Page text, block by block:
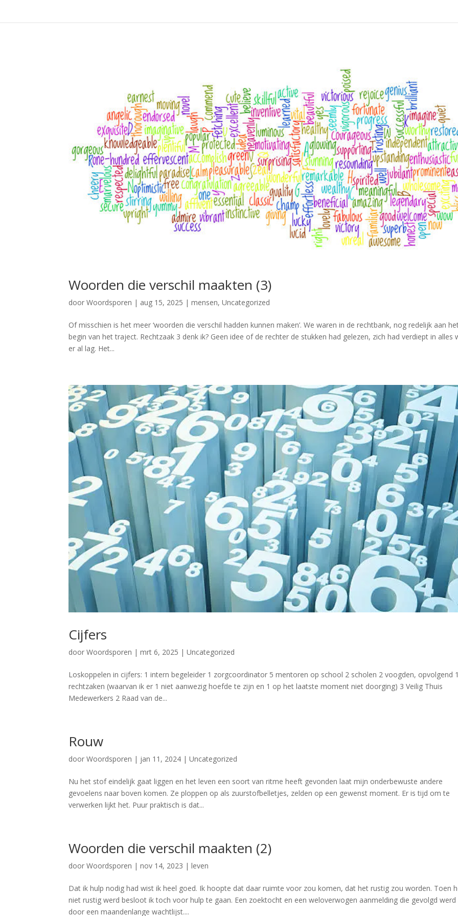
Woorden die verschil maakten (3)
doorWoordsporen | aug 15, 2025 |mensen,Uncategorized
Of misschien is het meer ‘woorden die verschil hadden kunnen maken’. We waren in de rechtbank, nog redelijk aan
begin van het traject. Rechtzaak 3 denk ik? Geen idee of de rechter de stukken had gelezen, zich had verdiept in alles
er al lag. Het...
Cijfers
doorWoordsporen |mrt 6, 2025 |Uncategorized
Loskoppelen in cijfers: 1 intern begeleider 1 zorgcoordinator 5 mentoren op school 2 scholen 2 voogden, opvolgend
rechtzaken (waarvan ik er 1 niet aanwezig hoefde te zijn en 1 op het laatste moment niet doorging) 3 Veilig Thuis
Medewerkers 2 Raad van de...
Rouw
doorWoordsporen | jan 11, 2024 |Uncategorized
Nu het stof eindelijk gaat liggen en het leven een soort van ritme heeft gevonden laat mijn onderbewuste andere
gevoelens naar boven komen. Ze ploppen op als zuurstofbelletjes, zelden op een gewenst moment. Er is tijd om te
verwerken lijkt het. Puur praktisch is dat...
Woorden die verschil maakten (2)
doorWoordsporen |nov 14, 2023 |leven
Dat ik hulp nodig had wist ik heel goed. Ik hoopte dat daar ruimte voor zou komen, dat het rustig zou worden. Toen
niet rustig werd besloot ik toch voor hulp te gaan. Een zoektocht en een weloverwogen aanmelding die gevolgd werd
door een maandenlange wachtlijst....